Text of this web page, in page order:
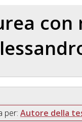
per: Autore della